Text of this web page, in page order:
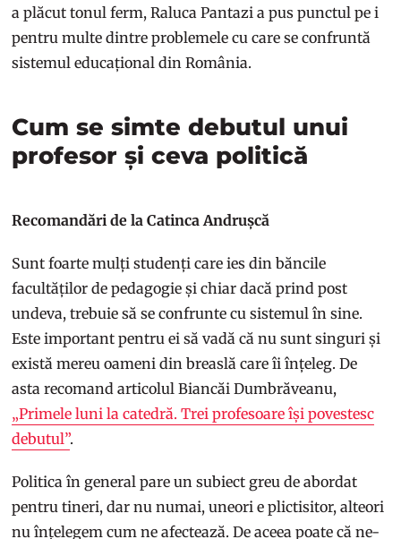
a plăcut tonul ferm, Raluca Pantazi a pus punctul pe i
pentru multe dintre problemele cu care se confruntă
sistemul educațional din România.
Cum se simte debutul unui
profesor și ceva politică
Recomandări de la Catinca Andrușcă
Sunt foarte mulți studenți care ies din băncile
facultăților de pedagogie și chiar dacă prind post
undeva, trebuie să se confrunte cu sistemul în sine.
Este important pentru ei să vadă că nu sunt singuri și
există mereu oameni din breaslă care îi înțeleg. De
asta recomand articolul Biancăi Dumbrăveanu,
„Primele luni la catedră. Trei profesoare își povestesc
debutul”.
Politica în general pare un subiect greu de abordat
pentru tineri, dar nu numai, uneori e plictisitor, alteori
nu înțelegem cum ne afectează. De aceea poate că ne-